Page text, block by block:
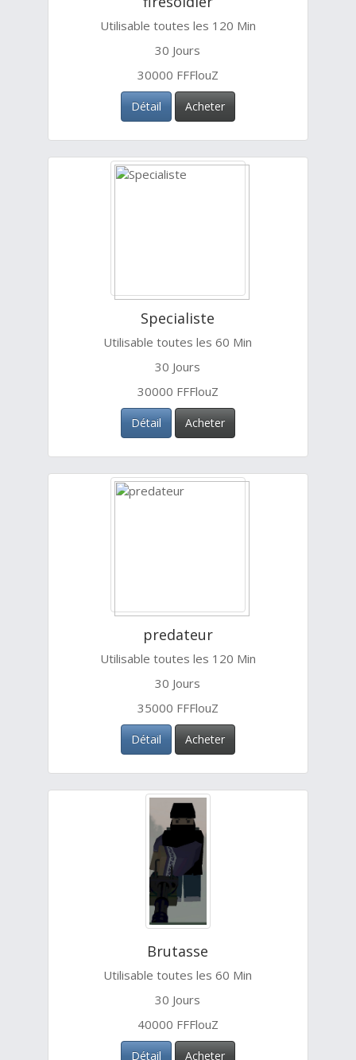
Utilisable toutes les 120 Min
30 Jours
30000 FFFlouZ
Détail Acheter
Specialiste
Utilisable toutes les 60 Min
30 Jours
30000 FFFlouZ
Détail Acheter
predateur
Utilisable toutes les 120 Min
30 Jours
35000 FFFlouZ
Détail Acheter
Brutasse
Utilisable toutes les 60 Min
30 Jours
40000 FFFlouZ
Détail Acheter